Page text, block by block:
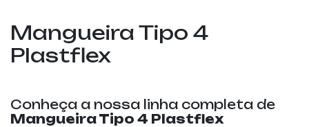
Mangueira Tipo 4
Plastflex
Conheça a nossa linha completa de
Mangueira Tipo 4 Plastflex